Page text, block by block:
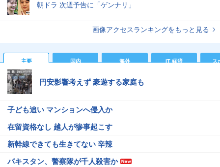
朝ドラ 次週予告に「ゲンナリ」
画像アクセスランキングをもっと見る
主要 国内 海外 IT 経済 ス
円安影響考えず 豪遊する家庭も
子ども追い マンションへ侵入か
在留資格なし 越人が惨事起こす
新幹線できても生きてない 辛辣
パキスタン、警察隊が千人殺害か